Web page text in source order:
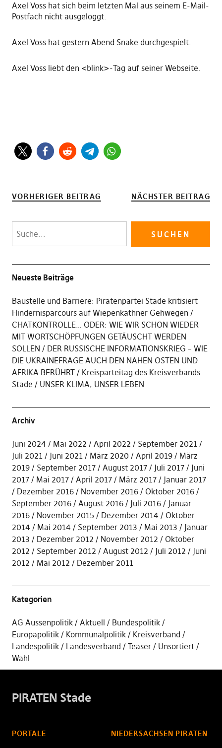
Axel Voss hat sich beim letzten Mal aus seinem E-Mail-
Postfach nicht ausgeloggt.
Axel Voss hat gestern Abend Snake durchgespielt.
Axel Voss liebt den <blink>-Tag auf seiner Webseite.
VORHERIGER BEITRAG NÄCHSTER BEITRAG
Neueste Beiträge
Baustelle und Barriere: Piratenpartei Stade kritisiert
Hindernisparcours auf Wiepenkathner Gehwegen
CHATKONTROLLE… ODER: WIE WIR SCHON WIEDER
MIT WORTSCHÖPFUNGEN GETÄUSCHT WERDEN
SOLLEN
DER RUSSISCHE INFORMATIONSKRIEG – WIE
DIE UKRAINEFRAGE AUCH DEN NAHEN OSTEN UND
AFRIKA BERÜHRT
Kreisparteitag des Kreisverbands
Stade
UNSER KLIMA, UNSER LEBEN
Archiv
Juni 2024 Mai 2022 April 2022
September 2021
Juli 2021
Juni 2021 März 2020 April 2019
März
2019
September 2017 August 2017 Juli 2017
Juni
2017
Mai 2017 April 2017 März 2017
Januar 2017
Dezember 2016
November 2016
Oktober 2016
September 2016
August 2016 Juli 2016
Januar
2016
November 2015 Dezember 2014
Oktober
2014
Mai 2014 September 2013 Mai 2013
Januar
2013
Dezember 2012 November 2012
Oktober
2012
September 2012 August 2012 Juli 2012
Juni
2012
Mai 2012 Dezember 2011
Kategorien
AG Aussenpolitik Aktuell
Bundespolitik
Europapolitik
Kommunalpolitik
Kreisverband
Landespolitik
Landesverband Teaser
Unsortiert
Wahl
PIRATEN Stade
PORTALE NIEDERSACHSEN PIRATEN